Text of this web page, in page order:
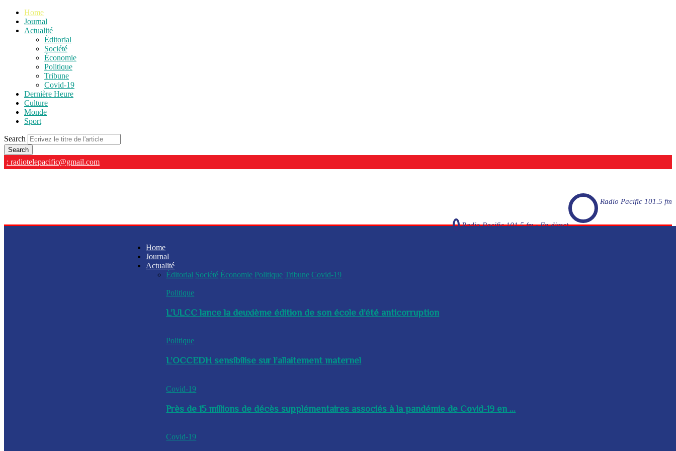
Home
Journal
Actualité
Éditorial
Société
Économie
Politique
Tribune
Covid-19
Dernière Heure
Culture
Monde
Sport
Search
: radiotelepacific@gmail.com
Radio Pacific 101.5 fm
Radio Pacific 101.5 fm - En direct
Home
Journal
Actualité
Éditorial Société Économie Politique Tribune Covid-19
Politique
L’ULCC lance la deuxième édition de son école d’été anticorruption
Politique
L’OCCEDH sensibilise sur l’allaitement maternel
Covid-19
Près de 15 millions de décès supplémentaires associés à la pandémie de Covid-19 en ...
Covid-19